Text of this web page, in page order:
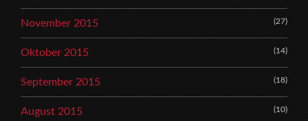
November 2015 (27)
Oktober 2015 (14)
September 2015 (18)
August 2015 (10)